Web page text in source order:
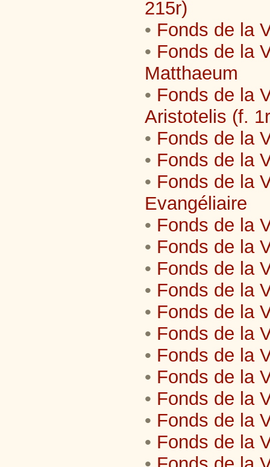
215r)
• Fonds de la
• Fonds de la
Matthaeum
• Fonds de la
Aristotelis (f.
• Fonds de la
• Fonds de la
• Fonds de la
Evangéliaire
• Fonds de la
• Fonds de la
• Fonds de la
• Fonds de la
• Fonds de la
• Fonds de la
• Fonds de la
• Fonds de la
• Fonds de la
• Fonds de la
• Fonds de la